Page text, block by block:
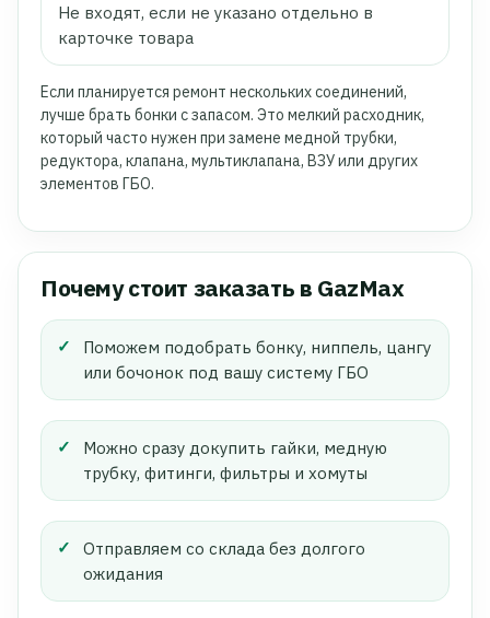
Не входят, если не указано отдельно в
карточке товара
Если планируется ремонт нескольких соединений,
лучше брать бонки с запасом. Это мелкий расходник,
который часто нужен при замене медной трубки,
редуктора, клапана, мультиклапана, ВЗУ или других
элементов ГБО.
Почему стоит заказать в GazMax
Поможем подобрать бонку, ниппель, цангу
или бочонок под вашу систему ГБО
Можно сразу докупить гайки, медную
трубку, фитинги, фильтры и хомуты
Отправляем со склада без долгого
ожидания